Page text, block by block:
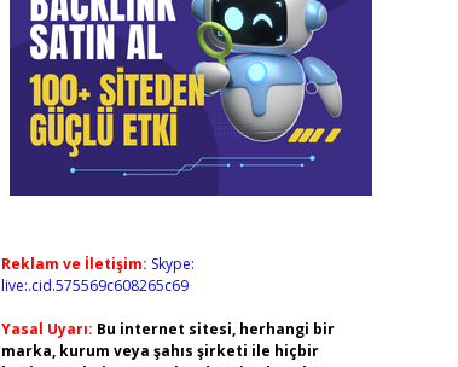
Reklam ve İletişim: Skype:
live:.cid.575569c608265c69
Yasal Uyarı: Bu internet sitesi, herhangi bir
marka, kurum veya şahıs şirketi ile hiçbir